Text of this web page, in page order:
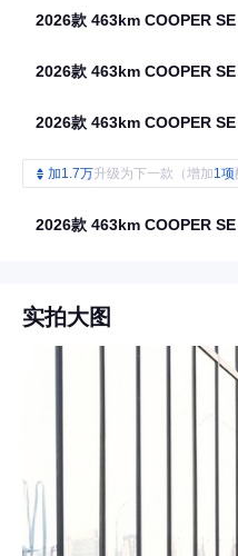
2026款 463km COOPER
2026款 463km COOPER
2026款 463km COOPER
加1.7万升级为下一款（增加1项
2026款 463km COOPER
实拍大图